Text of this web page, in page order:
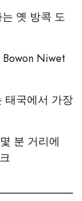
옛 방콕 도
Niwet
태국에서 가장
분 거리에